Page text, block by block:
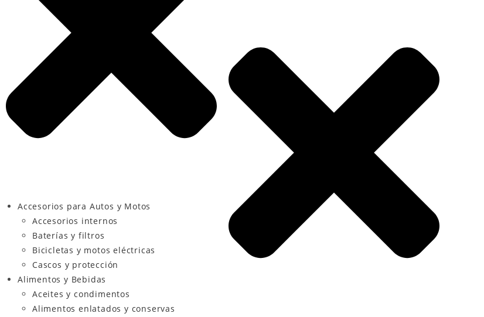
Accesorios para Autos y Motos
Accesorios internos
Baterías y filtros
Bicicletas y motos eléctricas
Cascos y protección
Alimentos y Bebidas
Aceites y condimentos
Alimentos enlatados y conservas